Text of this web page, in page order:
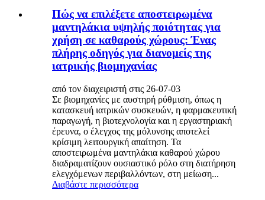
Πώς να επιλέξετε αποστειρωμένα
μαντηλάκια υψηλής ποιότητας για
χρήση σε καθαρούς χώρους: Ένας
πλήρης οδηγός για διανομείς της
ιατρικής βιομηχανίας
από τον διαχειριστή στις 26-07-03
Σε βιομηχανίες με αυστηρή ρύθμιση, όπως η
κατασκευή ιατρικών συσκευών, η φαρμακευτική
παραγωγή, η βιοτεχνολογία και η εργαστηριακή
έρευνα, ο έλεγχος της μόλυνσης αποτελεί
κρίσιμη λειτουργική απαίτηση. Τα
αποστειρωμένα μαντηλάκια καθαρού χώρου
διαδραματίζουν ουσιαστικό ρόλο στη διατήρηση
ελεγχόμενων περιβαλλόντων, στη μείωση...
Διαβάστε περισσότερα